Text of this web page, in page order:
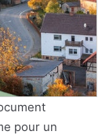
pour un